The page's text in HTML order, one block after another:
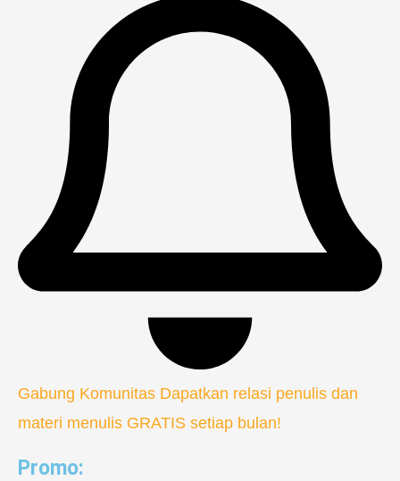
Gabung Komunitas Dapatkan relasi penulis dan
materi menulis GRATIS setiap bulan!
Promo: